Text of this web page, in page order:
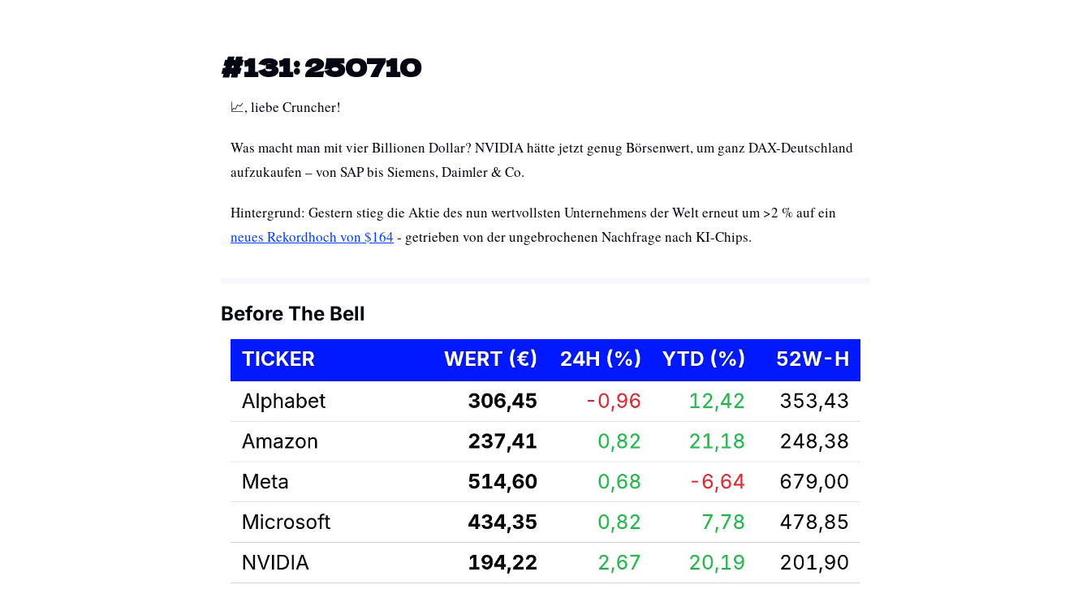
#131: 250710
📈, liebe Cruncher!
Was macht man mit vier Billionen Dollar? NVIDIA hätte jetzt genug Börsenwert, um ganz DAX-Deutschland
aufzukaufen – von SAP bis Siemens, Daimler & Co.
neues Rekordhoch von $164 - getrieben von der ungebrochenen Nachfrage nach KI-Chips.
Before The Bell